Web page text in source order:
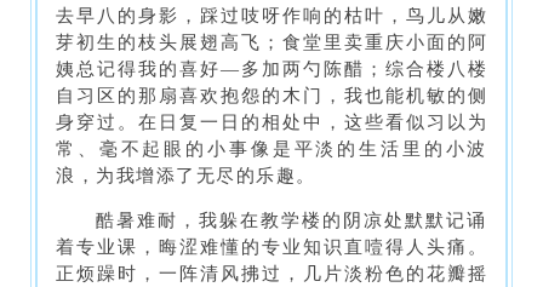
去早八的身影，踩过吱呀作响的枯叶，鸟儿从嫩
芽初生的枝头展翅高飞；食堂里卖重庆小面的阿
姨总记得我的喜好—多加两勺陈醋；综合楼八楼
自习区的那扇喜欢抱怨的木门，我也能机敏的侧
身穿过。在日复一日的相处中，这些看似习以为
常、毫不起眼的小事像是平淡的生活里的小波
浪，为我增添了无尽的乐趣。
酷暑难耐，我躲在教学楼的阴凉处默默记诵
着专业课，晦涩难懂的专业知识直噎得人头痛。
正烦躁时，一阵清风拂过，几片淡粉色的花瓣摇